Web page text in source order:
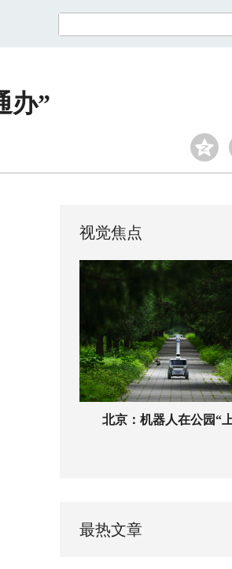
办”
视觉焦点
北京：机器人在公园“
最热文章